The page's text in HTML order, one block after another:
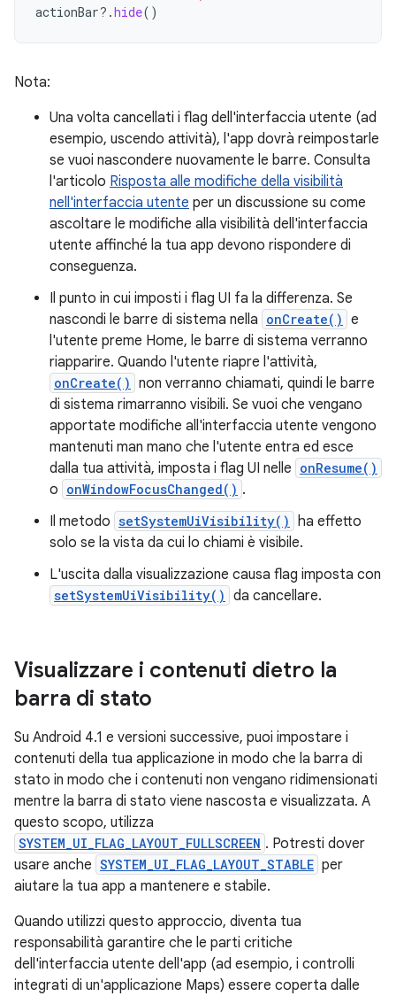
actionBar?.hide()
Nota:
Una volta cancellati i flag dell'interfaccia utente (ad
esempio, uscendo attività), l'app dovrà reimpostarle
se vuoi nascondere nuovamente le barre. Consulta
l'articolo Risposta alle modifiche della visibilità
nell'interfaccia utente per un discussione su come
ascoltare le modifiche alla visibilità dell'interfaccia
utente affinché la tua app devono rispondere di
conseguenza.
Il punto in cui imposti i flag UI fa la differenza. Se
nascondi le barre di sistema nella onCreate() e
l'utente preme Home, le barre di sistema verranno
riapparire. Quando l'utente riapre l'attività,
onCreate() non verranno chiamati, quindi le barre
di sistema rimarranno visibili. Se vuoi che vengano
apportate modifiche all'interfaccia utente vengono
mantenuti man mano che l'utente entra ed esce
dalla tua attività, imposta i flag UI nelle onResume()
o onWindowFocusChanged() .
Il metodo setSystemUiVisibility() ha effetto
solo se la vista da cui lo chiami è visibile.
L'uscita dalla visualizzazione causa flag imposta con
setSystemUiVisibility() da cancellare.
Visualizzare i contenuti dietro la
barra di stato
Su Android 4.1 e versioni successive, puoi impostare i
contenuti della tua applicazione in modo che la barra di
stato in modo che i contenuti non vengano ridimensionati
mentre la barra di stato viene nascosta e visualizzata. A
questo scopo, utilizza
SYSTEM_UI_FLAG_LAYOUT_FULLSCREEN . Potresti dover
usare anche SYSTEM_UI_FLAG_LAYOUT_STABLE per
aiutare la tua app a mantenere e stabile.
Quando utilizzi questo approccio, diventa tua
responsabilità garantire che le parti critiche
dell'interfaccia utente dell'app (ad esempio, i controlli
integrati di un'applicazione Maps) essere coperta dalle